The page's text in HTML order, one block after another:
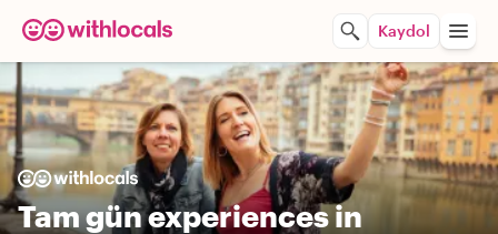
Kaydol
Tam gün experiences in